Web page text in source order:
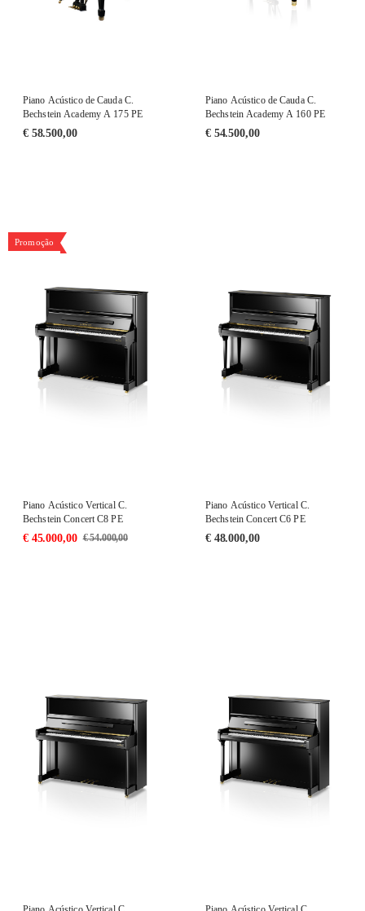
Piano Acústico de Cauda C.
Bechstein Academy A 175 PE
€58.500,00
Piano Acústico de Cauda C.
Bechstein Academy A 160 PE
€54.500,00
Promoção
Piano Acústico Vertical C.
Bechstein Concert C8 PE
€54.000,00
€45.000,00
Piano Acústico Vertical C.
Bechstein Concert C6 PE
€48.000,00